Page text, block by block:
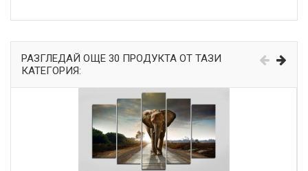
РАЗГЛЕДАЙ ОЩЕ 30 ПРОДУКТА ОТ ТАЗИ
КАТЕГОРИЯ: